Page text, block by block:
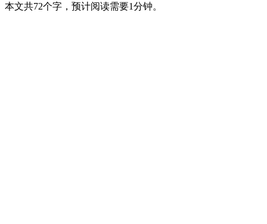
本文共72个字，预计阅读需要1分钟。